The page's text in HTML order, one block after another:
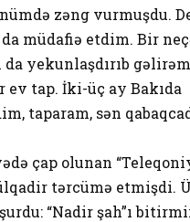
zəng vurmuşdu.
müdafiə etdim. Bir
yekunlaşdırıb
ev tap. İki-üç ay Bakıda
taparam, sən
çap olunan
tərcümə etmişdi.
“Nadir şah”ı